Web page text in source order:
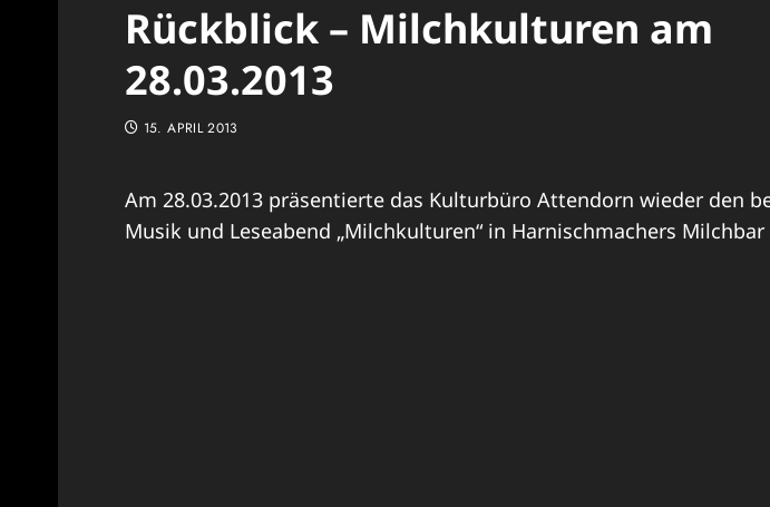
Rückblick – Milchkulturen am
28.03.2013
15. APRIL 2013
Am 28.03.2013 präsentierte das Kulturbüro Attendorn wieder den
Musik und Leseabend „Milchkulturen“ in Harnischmachers